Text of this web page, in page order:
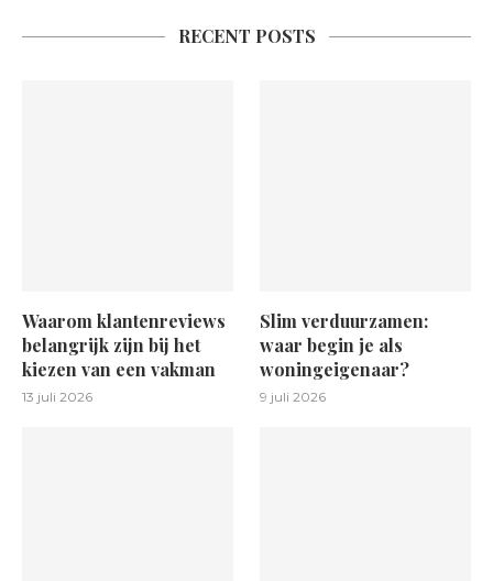
RECENT POSTS
Waarom klantenreviews
belangrijk zijn bij het
kiezen van een vakman
13 juli 2026
Slim verduurzamen:
waar begin je als
woningeigenaar?
9 juli 2026